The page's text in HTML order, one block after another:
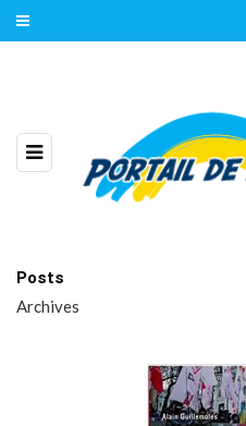
Posts
Archives